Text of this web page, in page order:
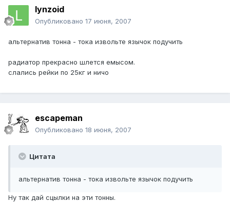
lynzoid
Опубликовано 17 июня, 2007
альтернатив тонна - тока извольте язычок подучить
радиатор прекрасно шлется емысом.
слались рейки по 25кг и ничо
escapeman
Опубликовано 18 июня, 2007
Цитата
альтернатив тонна - тока извольте язычок подучить
Ну так дай сцылки на эти тонны.